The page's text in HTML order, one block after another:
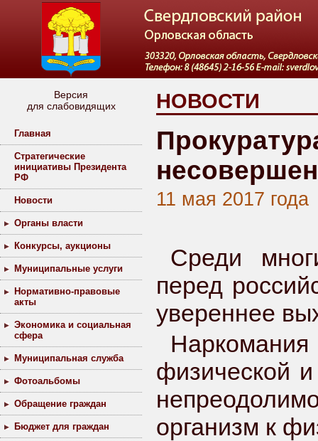
Версия
для слабовидящих
Главная
Стратегические
инициативы Президента
РФ
Новости
Органы власти
Конкурсы, аукционы
Муниципальные услуги
Нормативно-правовые
акты
Экономика и социальная
сфера
Муниципальная служба
Фотоальбомы
Обращение граждан
Бюджет для граждан
НОВОСТИ
11 мая 2017 года
Среди
перед
увереннее
физической и
организм к